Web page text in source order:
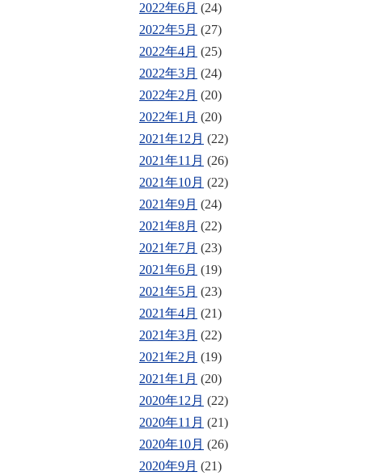
2022年6月 (24)
2022年5月 (27)
2022年4月 (25)
2022年3月 (24)
2022年2月 (20)
2022年1月 (20)
2021年12月 (22)
2021年11月 (26)
2021年10月 (22)
2021年9月 (24)
2021年8月 (22)
2021年7月 (23)
2021年6月 (19)
2021年5月 (23)
2021年4月 (21)
2021年3月 (22)
2021年2月 (19)
2021年1月 (20)
2020年12月 (22)
2020年11月 (21)
2020年10月 (26)
2020年9月 (21)